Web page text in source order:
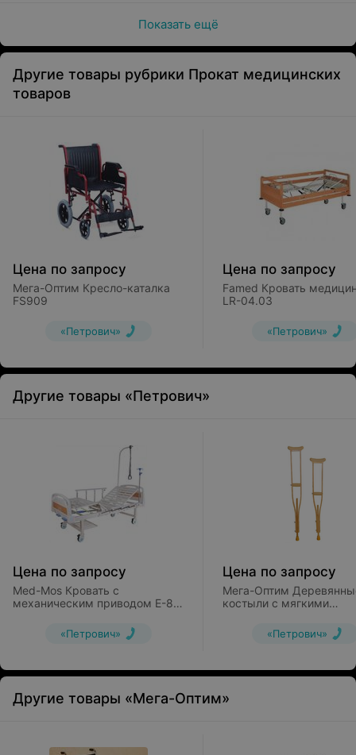
Показать ещё
Другие товары рубрики Прокат медицинских
товаров
Цена по запросу
Мега-Оптим Кресло-каталка
FS909
«Петрович»
Цена по запросу
Famed Кровать
LR-04.03
«Петрович»
Другие товары «Петрович»
Цена по запросу
Med-Mos Кровать с
механическим приводом Е-8
«Петрович»
Цена по запросу
Мега-Оптим
костыли с мягкими
КИ (детские)«Петрович»
Другие товары «Мега-Оптим»